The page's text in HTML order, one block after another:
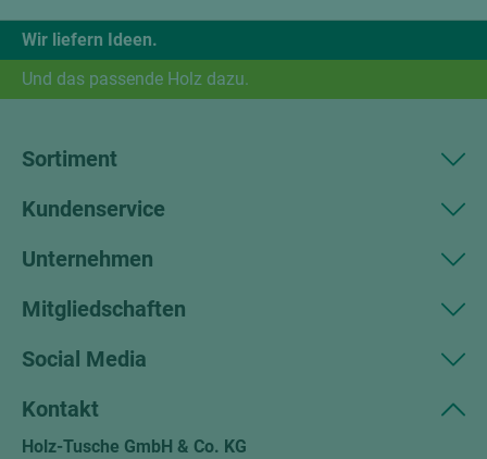
Wir liefern Ideen.
Und das passende Holz dazu.
Sortiment
Kundenservice
Unternehmen
Mitgliedschaften
Social Media
Kontakt
Holz-Tusche GmbH & Co. KG